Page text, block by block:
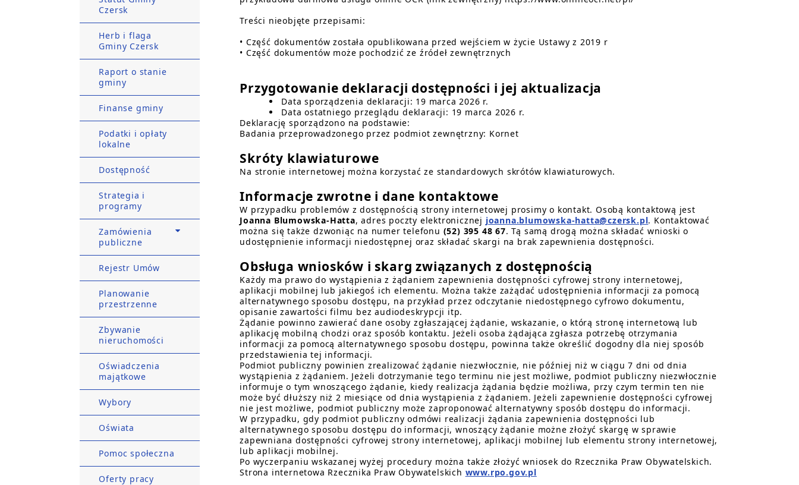
Czersk
Herb i flaga
Gminy Czersk
Raport o stanie
gminy
Finanse gminy
Podatki i opłaty
lokalne
Dostępność
Strategia i
programy
Zamówienia
publiczne
Rejestr Umów
Planowanie
przestrzenne
Zbywanie
nieruchomości
Oświadczenia
majątkowe
Wybory
Oświata
Pomoc społeczna
Oferty pracy
Treści nieobjęte przepisami:
• Część dokumentów została opublikowana przed wejściem w życie Ustawy z 2019 r
• Część dokumentów może pochodzić ze źródeł zewnętrznych
Przygotowanie deklaracji dostępności i jej aktualizacja
Data sporządzenia deklaracji: 19 marca 2026 r.
Data ostatniego przeglądu deklaracji: 19 marca 2026 r.
Deklarację sporządzono na podstawie:
Badania przeprowadzonego przez podmiot zewnętrzny: Kornet
Skróty klawiaturowe
Na stronie internetowej można korzystać ze standardowych skrótów klawiaturowych.
Informacje zwrotne i dane kontaktowe
W przypadku problemów z dostępnością strony internetowej prosimy o kontakt. Osobą kontaktową jest
Joanna Blumowska-Hatta, adres poczty elektronicznej joanna.blumowska-hatta@czersk.pl. Kontaktować
można się także dzwoniąc na numer telefonu (52) 395 48 67. Tą samą drogą można składać wnioski o
udostępnienie informacji niedostępnej oraz składać skargi na brak zapewnienia dostępności.
Obsługa wniosków i skarg związanych z dostępnością
Każdy ma prawo do wystąpienia z żądaniem zapewnienia dostępności cyfrowej strony internetowej,
aplikacji mobilnej lub jakiegoś ich elementu. Można także zażądać udostępnienia informacji za pomocą
alternatywnego sposobu dostępu, na przykład przez odczytanie niedostępnego cyfrowo dokumentu,
opisanie zawartości filmu bez audiodeskrypcji itp.
Żądanie powinno zawierać dane osoby zgłaszającej żądanie, wskazanie, o którą stronę internetową lub
aplikację mobilną chodzi oraz sposób kontaktu. Jeżeli osoba żądająca zgłasza potrzebę otrzymania
informacji za pomocą alternatywnego sposobu dostępu, powinna także określić dogodny dla niej sposób
przedstawienia tej informacji.
Podmiot publiczny powinien zrealizować żądanie niezwłocznie, nie później niż w ciągu 7 dni od dnia
wystąpienia z żądaniem. Jeżeli dotrzymanie tego terminu nie jest możliwe, podmiot publiczny niezwłocznie
informuje o tym wnoszącego żądanie, kiedy realizacja żądania będzie możliwa, przy czym termin ten nie
może być dłuższy niż 2 miesiące od dnia wystąpienia z żądaniem. Jeżeli zapewnienie dostępności cyfrowej
nie jest możliwe, podmiot publiczny może zaproponować alternatywny sposób dostępu do informacji.
W przypadku, gdy podmiot publiczny odmówi realizacji żądania zapewnienia dostępności lub
alternatywnego sposobu dostępu do informacji, wnoszący żądanie możne złożyć skargę w sprawie
zapewniana dostępności cyfrowej strony internetowej, aplikacji mobilnej lub elementu strony internetowej,
lub aplikacji mobilnej.
Po wyczerpaniu wskazanej wyżej procedury można także złożyć wniosek do Rzecznika Praw Obywatelskich.
Strona internetowa Rzecznika Praw Obywatelskich www.rpo.gov.pl